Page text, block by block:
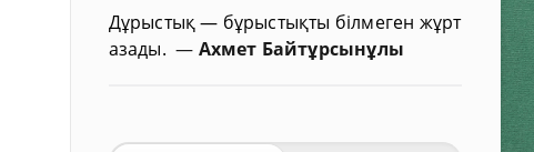
Дұрыстық — бұрыстықты білмеген жұрт
азады.— Ахмет Байтұрсынұлы